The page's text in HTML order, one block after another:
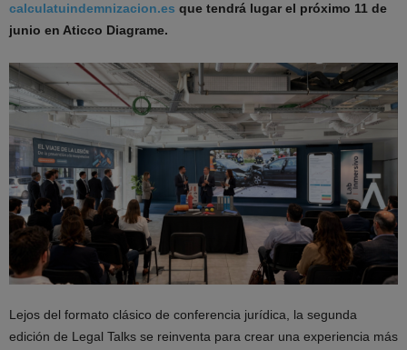
calculatuindemnizacion.es que tendrá lugar el próximo 11 de
junio en Aticco Diagrame.
Lejos del formato clásico de conferencia jurídica, la segunda
edición de Legal Talks se reinventa para crear una experiencia más